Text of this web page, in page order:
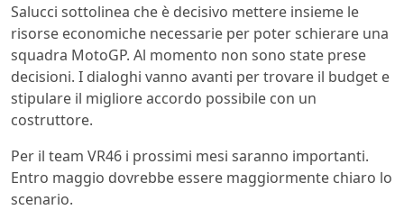
Salucci sottolinea che è decisivo mettere insieme le
risorse economiche necessarie per poter schierare una
squadra MotoGP. Al momento non sono state prese
decisioni. I dialoghi vanno avanti per trovare il budget e
stipulare il migliore accordo possibile con un
costruttore.
Per il team VR46 i prossimi mesi saranno importanti.
Entro maggio dovrebbe essere maggiormente chiaro lo
scenario.